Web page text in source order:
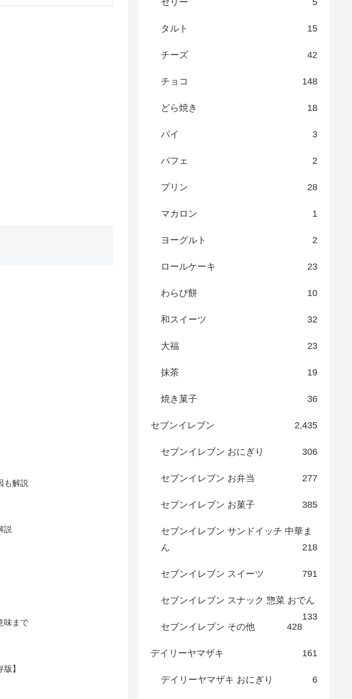
も解説
説
味まで
】
タルト 15
チーズ 42
チョコ 148
どら焼き 18
パイ 3
パフェ 2
プリン 28
マカロン 1
ヨーグルト 2
ロールケーキ 23
わらび餅 10
和スイーツ 32
大福 23
抹茶 19
焼き菓子 36
セブンイレブン 2,435
セブンイレブン おにぎり 306
セブンイレブン お弁当 277
セブンイレブン お菓子 385
セブンイレブン サンドイッチ 中華ま
ん
218
セブンイレブン スイーツ 791
セブンイレブン スナック 惣菜 おでん
133
セブンイレブン その他
428
デイリーヤマザキ 161
デイリーヤマザキ おにぎり 6